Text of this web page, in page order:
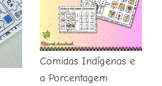
Comidas Indígenas e
a Porcentagem